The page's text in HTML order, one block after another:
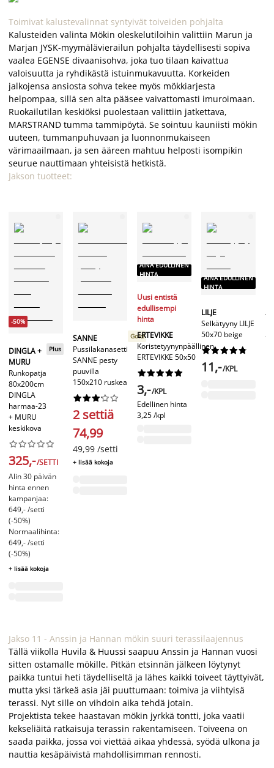
Toimivat kalustevalinnat syntyivät toiveiden pohjalta
Kalusteiden valinta Mökin oleskelutiloihin valittiin Marun ja
Marjan JYSK-myymälävierailun pohjalta täydellisesti sopiva
vaalea EGENSE divaanisohva, joka tuo tilaan kaivattua
valoisuutta ja ryhdikästä istuinmukavuutta. Korkeiden
jalkojensa ansiosta sohva tekee myös mökkiarjesta
helpompaa, sillä sen alta pääsee vaivattomasti imuroimaan.
Ruokailutilan keskiöksi puolestaan valittiin jatkettava,
MARSTRAND tumma tammipöytä. Se sointuu kauniisti mökin
uuteen, tummanpuhuvaan ja luonnonmukaiseen
värimaailmaan, ja sen ääreen mahtuu helposti isompikin
seurue nauttimaan yhteisistä hetkistä.
Jakson tuotteet:
-50%
DINGLA +
MURU
Runkopatja
80x200cm
DINGLA
harmaa-23
+ MURU
keskikova
Plus






325,-/SETTI
Alin 30 päivän
hinta ennen
kampanjaa:
649,- /setti
(-50%)
Normaalihinta:
649,- /setti
(-50%)
+ lisää kokoja
SANNE
Pussilakanasetti
SANNE pesty
puuvilla
150x210 ruskea
Gold






2 settiä
74,99
49,99 /setti
+ lisää kokoja
AINA EDULLINEN
HINTA
Uusi entistä
edullisempi
hinta
ERTEVIKKE
Koristetyynynpäällinen
ERTEVIKKE 50x50






3,-/KPL
Edellinen hinta
3,25 /kpl
AINA EDULLINEN
HINTA
LILJE
Selkätyyny LILJE
50x70 beige






11,-/KPL
Jakso 11 - Anssin ja Hannan mökin suuri terassilaajennus
Tällä viikolla Huvila & Huussi saapuu Anssin ja Hannan vuosi
sitten ostamalle mökille. Pitkän etsinnän jälkeen löytynyt
paikka tuntui heti täydelliseltä ja lähes kaikki toiveet täyttyivät,
mutta yksi tärkeä asia jäi puuttumaan: toimiva ja viihtyisä
terassi. Nyt sille on vihdoin aika tehdä jotain.
Projektista tekee haastavan mökin jyrkkä tontti, joka vaatii
kekseliäitä ratkaisuja terassin rakentamiseen. Toiveena on
saada paikka, jossa voi viettää aikaa yhdessä, syödä ulkona ja
nauttia kesäpäivistä mahdollisimman rennosti.